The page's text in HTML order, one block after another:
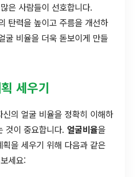
은 사람들이 선호합니다.
탄력을 높이고 주름을 개선하
굴 비율을 더욱 돋보이게 만들
세우기
의 얼굴 비율을 정확히 이해하
것이 중요합니다. 얼굴비율을
을 세우기 위해 다음과 같은
세요: